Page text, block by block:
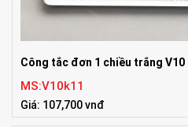
Công tắc đơn 1 chiều trắng V10
MS:V10k11
Giá: 107,700 vnđ